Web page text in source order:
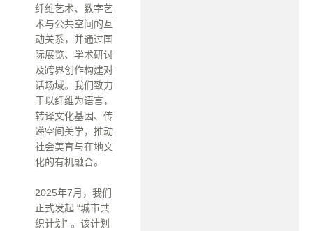
纤维艺术、数字艺
术与公共空间的互
动关系，并通过国
际展览、学术研讨
及跨界创作构建对
话场域。我们致力
于以纤维为语言，
转译文化基因、传
递空间美学，推动
社会美育与在地文
化的有机融合。
2025年7月，我们
正式发起 “城市共
织计划” 。该计划